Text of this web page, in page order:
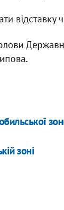
відставку
зоні